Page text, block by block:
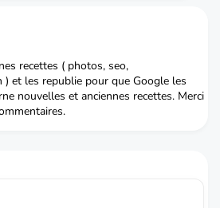
recettes ( photos, seo,
) et les republie pour que Google les
nouvelles et anciennes recettes. Merci